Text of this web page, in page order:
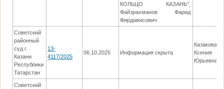
КОЛЬЦО КАЗАНЬ",
Файзрахманов Фарид
Фирдависович
Советский
районный
суд г.
Казани
Республики
Татарстан
13-
4117/2025
06.10.2025 Информация скрыта
Казакова
Ксения
Юрьевна
Советский